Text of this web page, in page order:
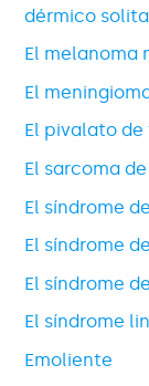
dérmico
El melanoma
El
El pivalato
El sarcoma
El síndrome
El síndrome
El síndrome
El síndrome
Emoliente